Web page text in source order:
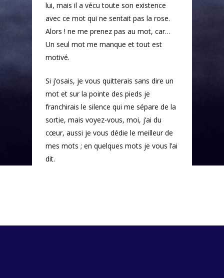
lui, mais il a vécu toute son existence
avec ce mot qui ne sentait pas la rose.
Alors ! ne me prenez pas au mot, car…
Un seul mot me manque et tout est
motivé.
Si j’osais, je vous quitterais sans dire un
mot et sur la pointe des pieds je
franchirais le silence qui me sépare de la
sortie, mais voyez-vous, moi, j’ai du
cœur, aussi je vous dédie le meilleur de
mes mots ; en quelques mots je vous l’ai
dit.